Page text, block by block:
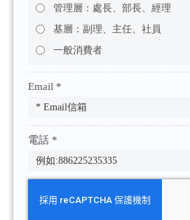
管理層：處長、部長、經理
基層：副理、主任、社員
一般消費者
Email *
電話 *